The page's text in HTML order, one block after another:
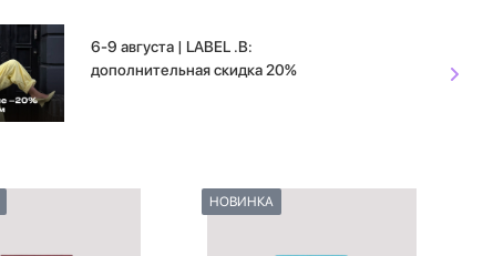
6-9 августа | LABEL .B:
дополнительная скидка 20%
НОВИНКА